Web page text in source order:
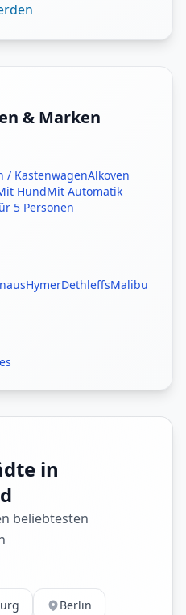
& Marken
/ KastenwagenAlkoven
HundMit Automatik
5 Personen
HymerDethleffsMalibu
in
beliebtesten
Berlin